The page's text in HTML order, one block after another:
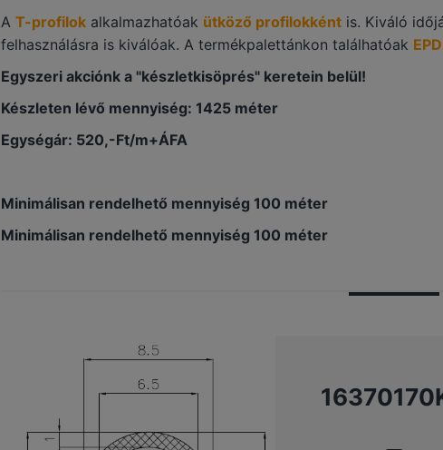
A T-profilokalkalmazhatóak ütköző profilokkéntis. Kiváló
felhasználásra is kiválóak. A termékpalettánkon találhatóak
Egyszeri akciónk a "készletkisöprés" keretein belül!
Készleten lévő mennyiség: 1425 méter
Egységár: 520,-Ft/m+ÁFA
Minimálisan rendelhető mennyiség 100 méter
Minimálisan rendelhető mennyiség 100 méter